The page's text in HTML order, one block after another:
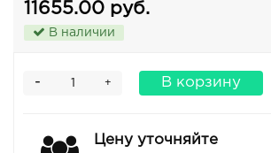
11655.00 руб.
В наличии
+
- В корзину
Цену уточняйте